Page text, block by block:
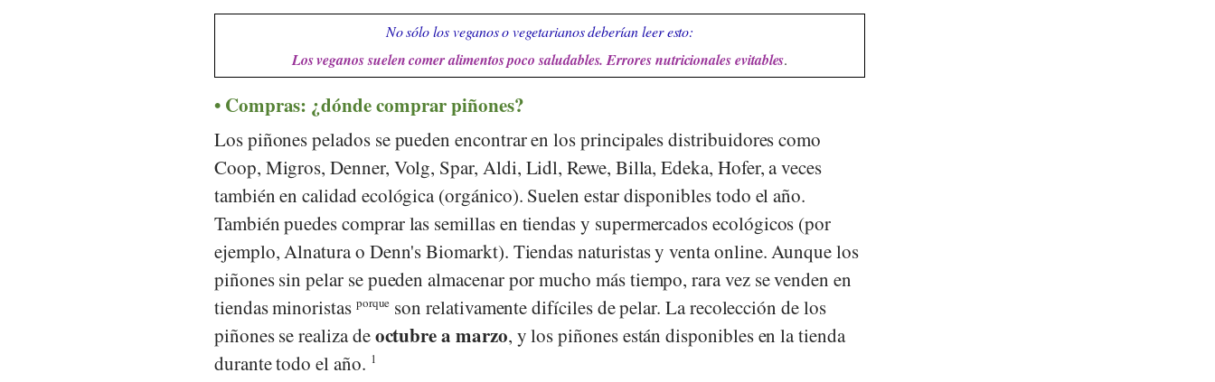
No sólo los veganos o vegetarianos deberían leer esto:
Los veganos suelen comer alimentos poco saludables. Errores nutricionales evitables.
Compras: ¿dónde comprar piñones?
Los piñones pelados se pueden encontrar en los principales distribuidores como
Coop, Migros,Denner, Volg, Spar, Aldi, Lidl,Rewe, Billa,Edeka, Hofer, a veces
también en calidad ecológica (orgánico). Suelen estar disponibles todo el año.
También puedes comprar las semillas en tiendas y supermercados ecológicos (por
ejemplo, Alnaturao Denn's Biomarkt). Tiendas naturistas y venta online. Aunque los
piñones sin pelar se pueden almacenar por mucho más tiempo, rara vez se venden en
tiendas minoristas porque son relativamente difíciles de pelar. La recolección de los
piñones se realiza deoctubre a marzo, y los piñones están disponibles en la tienda
durante todo el año. 1